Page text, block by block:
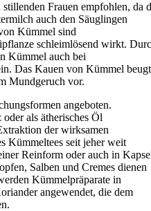
Frauen empfohlen, da
auch den Säuglingen
Kümmel sind
schleimlösend wirkt.
Kümmel auch bei
Das Kauen von Kümmel beugt
Mundgeruch vor.
angeboten.
als ätherisches Öl
der wirksamen
Kümmeltees seit jeher weit
Reinform oder auch in
Salben und Cremes dienen
Kümmelpräparate in
angewendet, die dem